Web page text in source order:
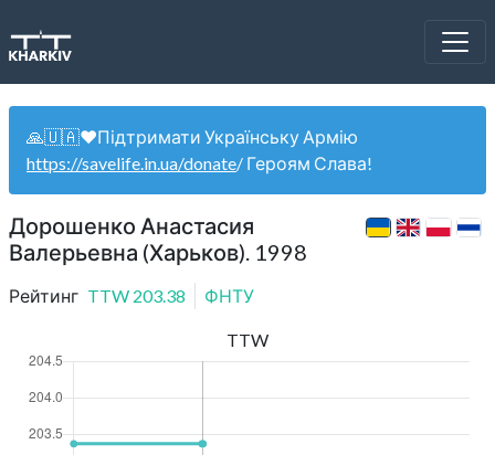
🙏🇺🇦❤️Підтримати Українську Армію
https://savelife.in.ua/donate/ Героям Слава!
Дорошенко Анастасия
Валерьевна (Харьков). 1998
Рейтинг TTW 203.38 ФНТУ
TTW